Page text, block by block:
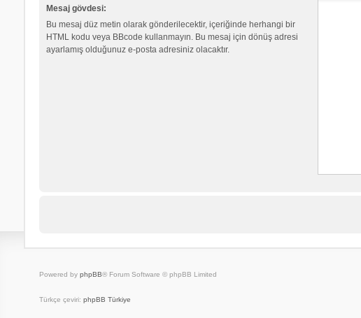
Mesaj gövdesi:
Bu mesaj düz metin olarak gönderilecektir, içeriğinde herhangi bir
HTML kodu veya BBcode kullanmayın. Bu mesaj için dönüş adresi
ayarlamış olduğunuz e-posta adresiniz olacaktır.
Powered by phpBB® Forum Software © phpBB Limited
Türkçe çeviri: phpBB Türkiye